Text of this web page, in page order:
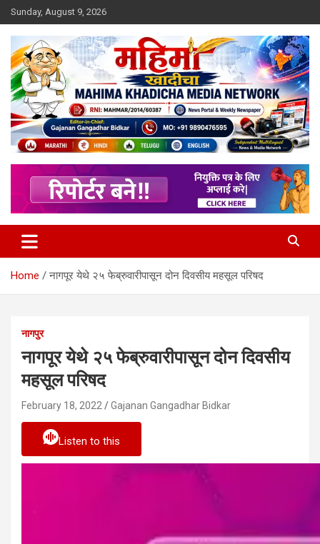
Skip
to
content
Sunday, August 9, 2026
Mahimakhadicha
Home नागपूर येथे २५ फेब्रुवारीपासून दोन दिवसीय महसूल परिषद
नागपुर
नागपूर येथे २५ फेब्रुवारीपासून दोन दिवसीय
महसूल परिषद
February 18, 2022 Gajanan Gangadhar Bidkar
Listen to this